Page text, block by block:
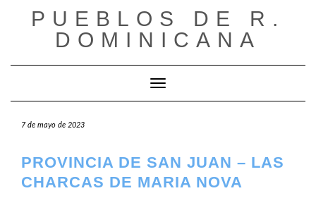
PUEBLOS DE R.
DOMINICANA
Cambiar modo de navegación
7 de mayo de 2023
PROVINCIA DE SAN JUAN – LAS
CHARCAS DE MARIA NOVA